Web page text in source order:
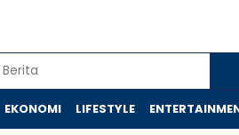
EKONOMI LIFESTYLE